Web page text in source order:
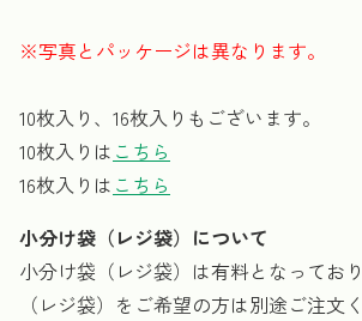
※写真とパッケージは異なります。
10枚入り、16枚入りもございます。
10枚入りは こちら
16枚入りは こちら
小分け袋（レジ袋）について
小分け袋（レジ袋）は有料となってお
（レジ袋）をご希望の方は別途ご注文